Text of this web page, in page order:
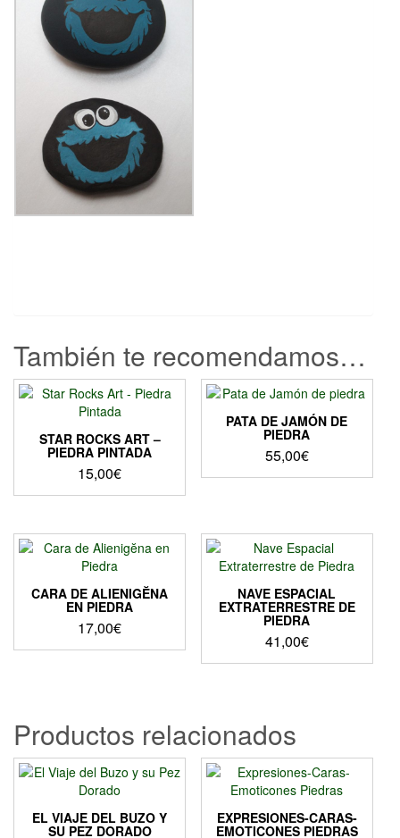
También te recomendamos…
STAR ROCKS ART –
PIEDRA PINTADA
15,00€
Este
tiene
múltiples
variantes.
Las
opciones
se
de
producto
PATA DE JAMÓN DE
PIEDRA
55,00€
CARA DE ALIENIGĔNA
EN PIEDRA
17,00€
NAVE ESPACIAL
EXTRATERRESTRE DE
PIEDRA
41,00€
Productos relacionados
EL VIAJE DEL BUZO Y
SU PEZ DORADO
EXPRESIONES-CARAS-
EMOTICONES PIEDRAS